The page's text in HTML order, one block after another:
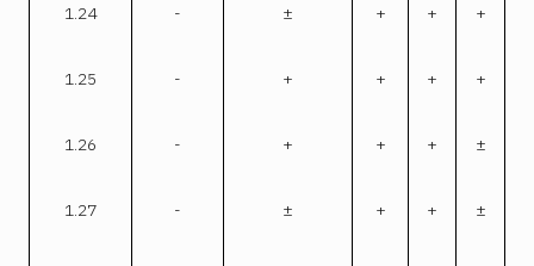
1.24 - ± + + +
1.25 - + + + +
1.26 - + + + ±
1.27 - ± + + ±